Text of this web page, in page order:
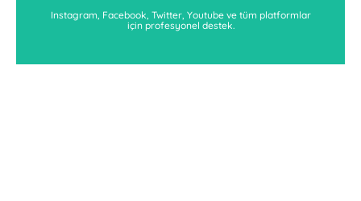
Instagram, Facebook, Twitter, Youtube ve tüm platformlar
için profesyonel destek.